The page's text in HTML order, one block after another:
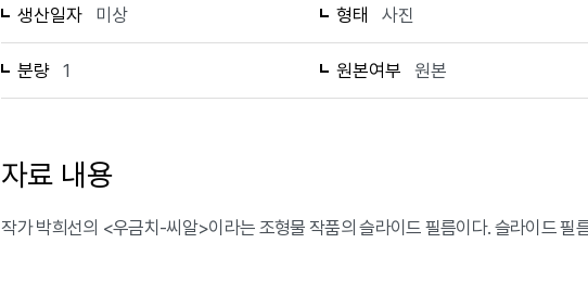
생산일자 미상 형태 사진
분량 1 원본여부 원본
자료 내용
작가 박희선의 <우금치-씨알>이라는 조형물 작품의 슬라이드 필름이다. 슬라이드 필